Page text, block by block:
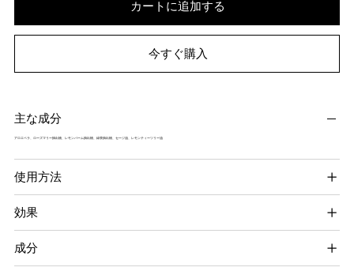
カートに追加する
今すぐ購入
主な成分
アロエベラ、ローズマリー抽出物、レモンバーム抽出物、緑茶抽出物、セージ油、レモンティーツリー油
使用方法
効果
成分